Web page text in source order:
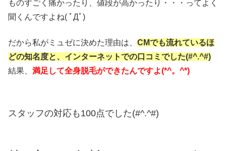
ものすごく痛かったり、値段が高かったり・・・ってよく
聞くんですよね( ﾟДﾟ)
だから私がミュゼに決めた理由は、 CMでも流れているほ
どの知名度と、インターネットでの口コミでした(#^.^#)
結果、 満足して全身脱毛ができたんですよ(*^。^*)
スタッフの対応も100点でした(#^.^#)